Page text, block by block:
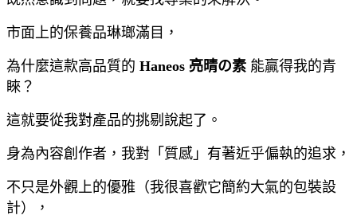
市面上的保養品琳瑯滿目，
為什麼這款高品質的 Haneos 亮晴の素 能贏得我的青
睞？
這就要從我對產品的挑剔說起了。
身為內容創作者，我對「質感」有著近乎偏執的追求，
不只是外觀上的優雅（我很喜歡它簡約大氣的包裝設
計），